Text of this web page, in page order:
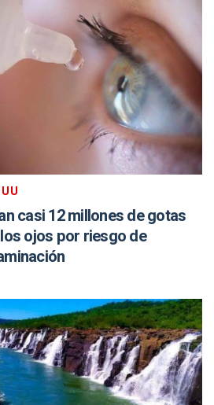
casi 12 millones de gotas
ojos por riesgo de